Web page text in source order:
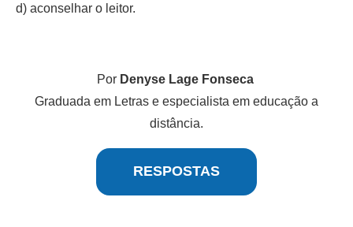
d) aconselhar o leitor.
Por Denyse Lage Fonseca
Graduada em Letras e especialista em educação a
distância.
RESPOSTAS